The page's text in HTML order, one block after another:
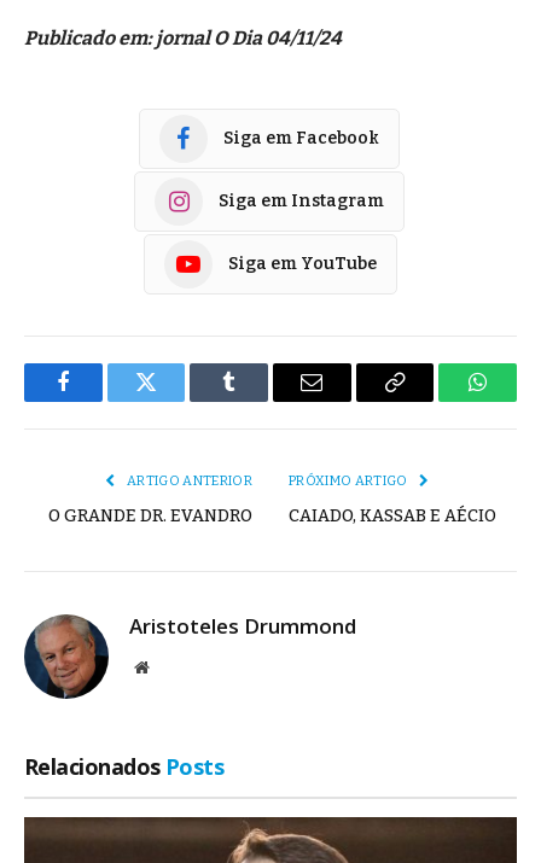
Publicado em: jornal O Dia 04/11/24
Siga em Facebook
Siga em Instagram
Siga em YouTube
FacebookTwitter Tumblr
E-
Copiar
ARTIGO ANTERIOR
O GRANDE DR. EVANDRO
PRÓXIMO ARTIGO
CAIADO, KASSAB E AÉCIO
Aristoteles Drummond
Site
Relacionados Posts